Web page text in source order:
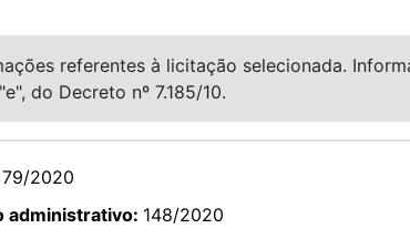
referentes à licitação selecionada.
do Decreto nº 7.185/10.
79/2020
administrativo: 148/2020